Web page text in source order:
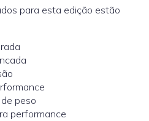
para esta edição estão
peso
performance